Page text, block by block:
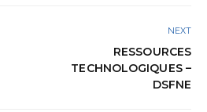
NEXT
RESSOURCES
TECHNOLOGIQUES –
DSFNE